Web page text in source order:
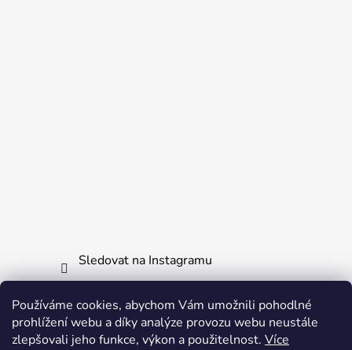
Používáme cookies, abychom Vám umožnili pohodlné
prohlížení webu a díky analýze provozu webu neustále
zlepšovali jeho funkce, výkon a použitelnost. Více
Sledovat na Instagramu
Informace pro vás